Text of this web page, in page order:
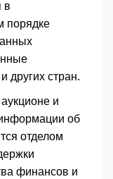
в
порядке
других стран.
и
об
отделом
финансов и